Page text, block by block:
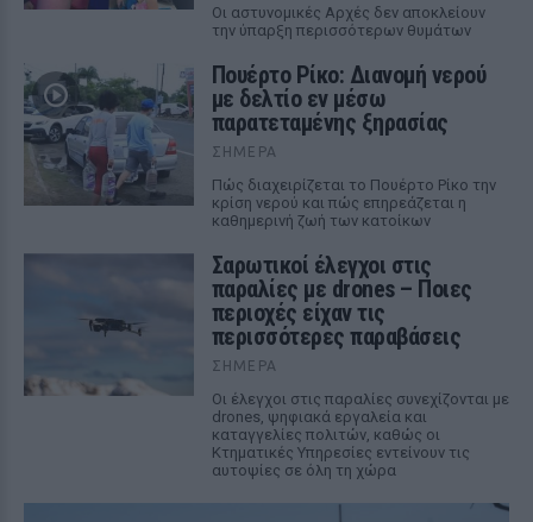
Οι αστυνομικές Αρχές δεν αποκλείουν
την ύπαρξη περισσότερων θυμάτων
Πουέρτο Ρίκο: Διανομή νερού
με δελτίο εν μέσω
παρατεταμένης ξηρασίας
ΣΉΜΕΡΑ
Πώς διαχειρίζεται το Πουέρτο Ρίκο την
κρίση νερού και πώς επηρεάζεται η
καθημερινή ζωή των κατοίκων
Σαρωτικοί έλεγχοι στις
παραλίες με drones – Ποιες
περιοχές είχαν τις
περισσότερες παραβάσεις
ΣΉΜΕΡΑ
Οι έλεγχοι στις παραλίες συνεχίζονται με
drones, ψηφιακά εργαλεία και
καταγγελίες πολιτών, καθώς οι
Κτηματικές Υπηρεσίες εντείνουν τις
αυτοψίες σε όλη τη χώρα